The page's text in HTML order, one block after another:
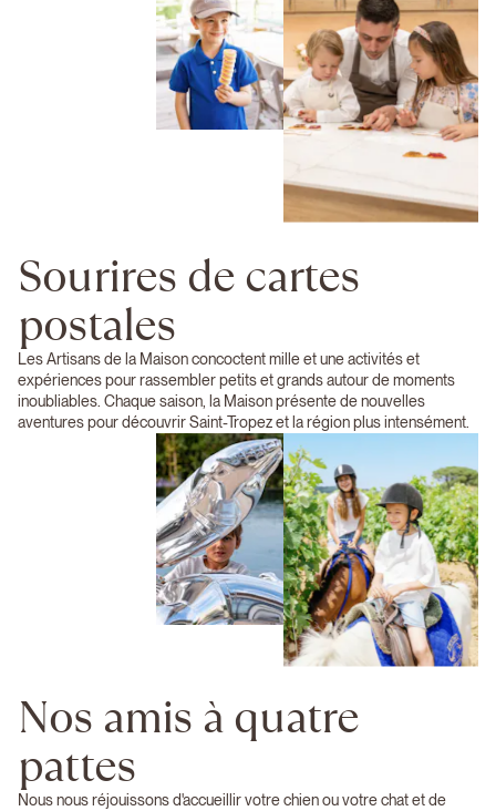
Sourires de cartes
postales
Les Artisans de la Maison concoctent mille et une activités et
expériences pour rassembler petits et grands autour de moments
inoubliables. Chaque saison, la Maison présente de nouvelles
aventures pour découvrir Saint-Tropez et la région plus intensément.
Nos amis à quatre
pattes
Nous nous réjouissons d'accueillir votre chien ou votre chat et de